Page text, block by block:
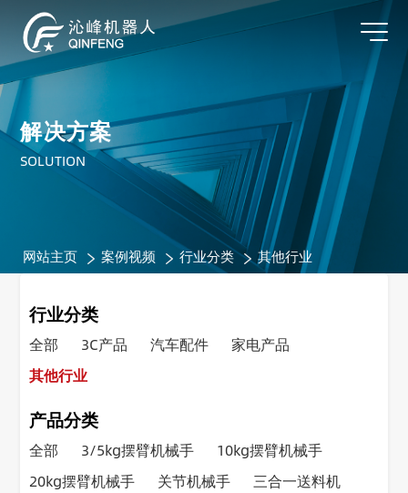
解决方案
SOLUTION
网站主页 案例视频 行业分类 其他行业
行业分类
全部 3C产品 汽车配件
家电产品
其他行业
产品分类
全部 3/5kg摆臂机械手
10kg摆臂机械手
20kg摆臂机械手
关节机械手
三合一送料机